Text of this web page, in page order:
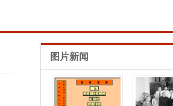
图片新闻